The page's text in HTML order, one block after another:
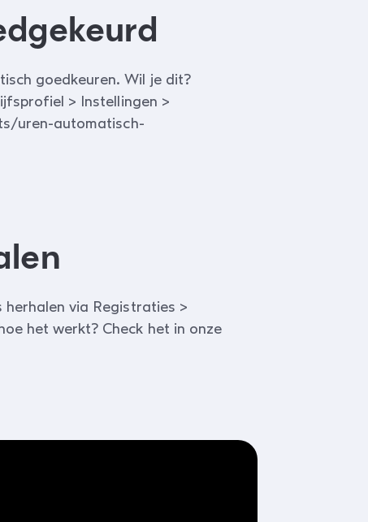
goedkeuren. Wil je dit?
> Instellingen >
uren-automatisch-
via Registraties >
het werkt? Check het in onze